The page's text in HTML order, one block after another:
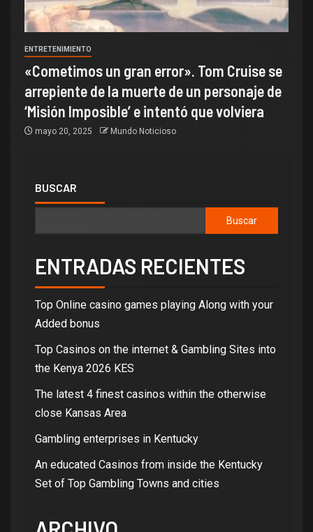
ENTRETENIMIENTO
«Cometimos un gran error». Tom Cruise se
arrepiente de la muerte de un personaje de
‘Misión Imposible’ e intentó que volviera
mayo 20, 2025 Mundo Noticioso
BUSCAR
Buscar
ENTRADAS RECIENTES
Top Online casino games playing Along with your
Added bonus
Top Casinos on the internet & Gambling Sites into
the Kenya 2026 KES
The latest 4 finest casinos within the otherwise
close Kansas Area
Gambling enterprises in Kentucky
An educated Casinos from inside the Kentucky
Set of Top Gambling Towns and cities